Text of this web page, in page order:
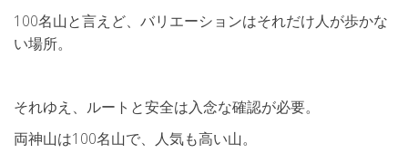
100名山と言えど、バリエーションはそれだけ人が歩かな
い場所。
それゆえ、ルートと安全は入念な確認が必要。
両神山は100名山で、人気も高い山。